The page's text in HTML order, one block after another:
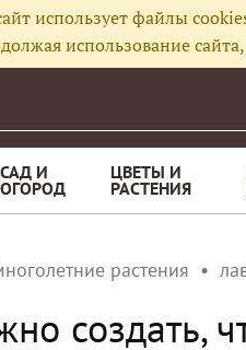
использует файлы
использование
САД И
ОГОРОД
ЦВЕТЫ И
РАСТЕНИЯ
растения
создать,